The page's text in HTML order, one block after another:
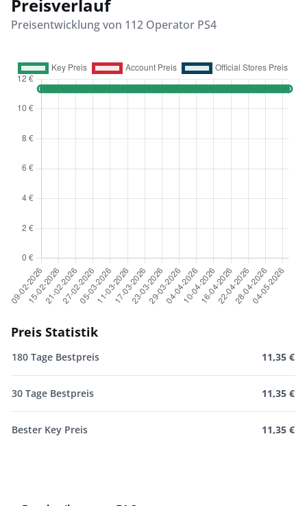
Preisverlauf
Preisentwicklung von 112 Operator PS4
Preis Statistik
180 Tage Bestpreis 11,35 €
30 Tage Bestpreis 11,35 €
Bester Key Preis 11,35 €